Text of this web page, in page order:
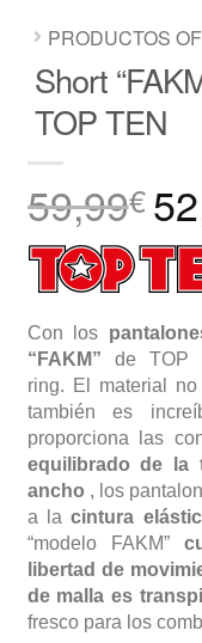
PRODUCTOS
Short
TOP TEN
59,99€ El
era:
Con los
“FAKM” de TOP
ring. El material
también es
proporciona las
equilibrado de la
ancho , los
a lacintura
“modelo FAKM”
libertad de
de malla es
fresco para los